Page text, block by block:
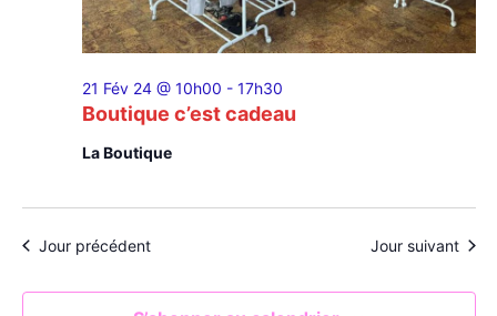
Boutique c’est cadeau
21 Fév 24 @ 10h00 - 17h30
La Boutique
Jour précédent Jour suivant